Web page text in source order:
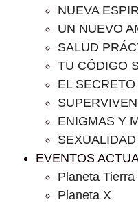
NUEVA
UN NUEVO
SALUD
TU CÓDIGO
EL
ENIGMAS Y
EVENTOS
Planeta Tierra
Planeta X